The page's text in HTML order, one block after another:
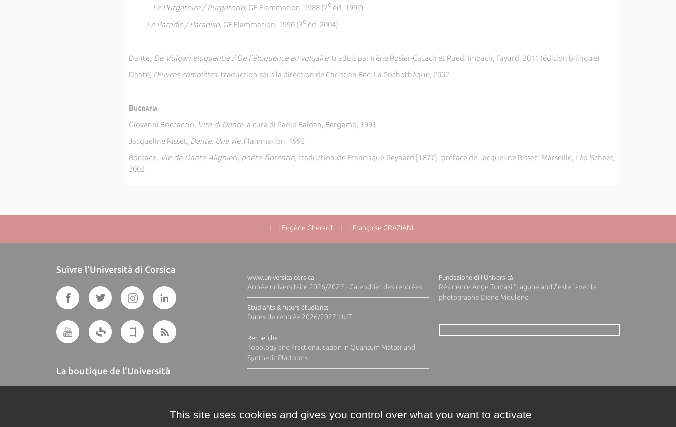
Le Purgatoire / Purgatorio, GF Flammarion, 1988 (2eéd. 1992)
Le Paradis / Paradiso, GF Flammarion, 1990 (3e éd. 2004)
Dante, De Vulgari eloquentia / De l’éloquence en vulgaire, traduit par Irène Rosier-Catach et Ruedi Imbach, Fayard, 2011 (édition bilingue)
Dante, Œuvres complètes, traduction sous la direction de Christian Bec, La Pochothèque, 2002
Bugrafia
Giovanni Boccaccio, Vita di Dante, a cura di Paolo Baldan, Bergamo, 1991
Jacqueline Risset, Dante. Une vie, Flammarion, 1995
Boccace, Vie de Dante Alighieri, poète florentin, traduction de Francisque Reynard [1877], préface de Jacqueline Risset, Marseille, Léo Scheer,
2002
| : Eugène Gherardi | : Françoise GRAZIANI
Suivre l'Università di Corsica
La boutique de l'Università
www.universita.corsica
Année universitaire 2026/2027 - Calendrier des rentrées
Etudiants & futurs étudiants
Dates de rentrée 2026/2027 | IUT
Recherche
Topology and Fractionalisation in Quantum Matter and
Synthetic Platforms
Fundazione di l'Università
Résidence Ange Tomasi "Lagune and Zeste" avec la
photographe Diane Moulenc
This site uses cookies and gives you control over what you want to activate